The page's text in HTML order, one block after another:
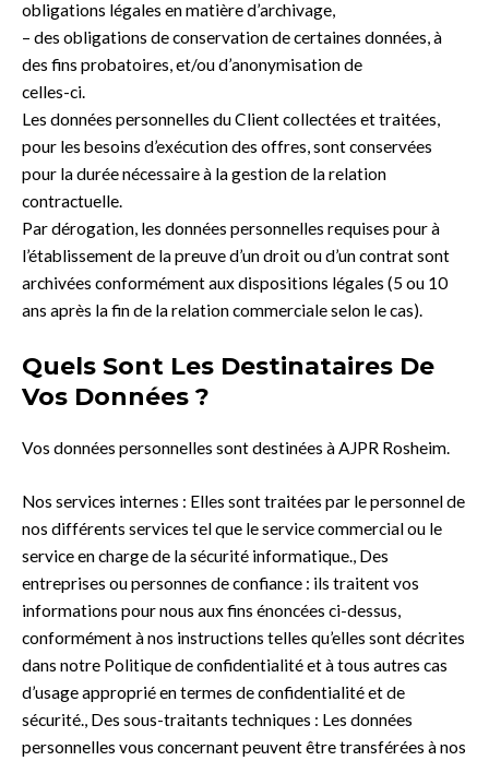
obligations légales en matière d’archivage,
– des obligations de conservation de certaines données, à
des fins probatoires, et/ou d’anonymisation de
celles-ci.
Les données personnelles du Client collectées et traitées,
pour les besoins d’exécution des offres, sont conservées
pour la durée nécessaire à la gestion de la relation
contractuelle.
Par dérogation, les données personnelles requises pour à
l’établissement de la preuve d’un droit ou d’un contrat sont
archivées conformément aux dispositions légales (5 ou 10
ans après la fin de la relation commerciale selon le cas).
Quels Sont Les Destinataires De
Vos Données ?
Vos données personnelles sont destinées à AJPR Rosheim.
Nos services internes : Elles sont traitées par le personnel de
nos différents services tel que le service commercial ou le
service en charge de la sécurité informatique., Des
entreprises ou personnes de confiance : ils traitent vos
informations pour nous aux fins énoncées ci-dessus,
conformément à nos instructions telles qu’elles sont décrites
dans notre Politique de confidentialité et à tous autres cas
d’usage approprié en termes de confidentialité et de
sécurité., Des sous-traitants techniques : Les données
personnelles vous concernant peuvent être transférées à nos